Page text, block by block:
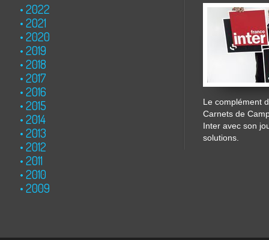
2022
2021
2020
2019
2018
2017
2016
2015
2014
2013
2012
2011
2010
2009
Le complément
Carnets de
Inter avec son
solutions.